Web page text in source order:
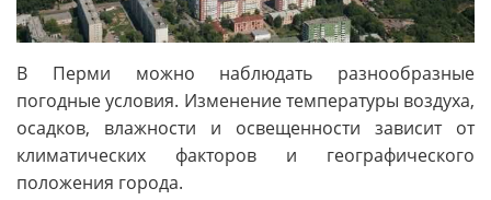
В Перми можно наблюдать разнообразные
погодные условия. Изменение температуры воздуха,
осадков, влажности и освещенности зависит от
климатических факторов и географического
положения города.